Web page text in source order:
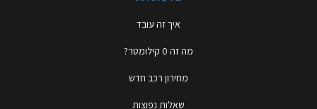
איך זה עובד
מה זה 0 קילומטר?
מחירון רכב חדש
שאלות נפוצות